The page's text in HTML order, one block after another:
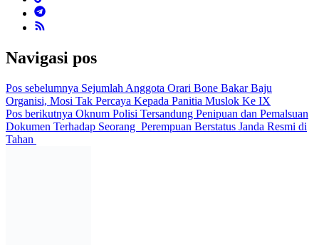
Navigasi pos
Pos sebelumnya Sejumlah Anggota Orari Bone Bakar Baju
Organisi, Mosi Tak Percaya Kepada Panitia Muslok Ke IX
Pos berikutnya Oknum Polisi Tersandung Penipuan dan Pemalsuan
Dokumen Terhadap Seorang Perempuan Berstatus Janda Resmi di
Tahan